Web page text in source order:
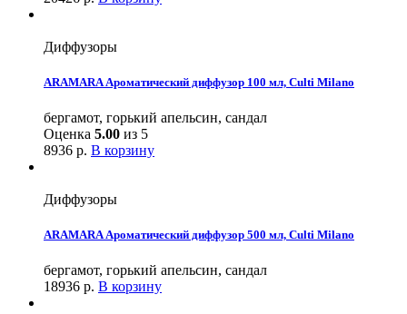
Диффузоры
ARAMARA Ароматический диффузор 100 мл, Culti Milano
бергамот, горький апельсин, сандал
Оценка 5.00 из 5
8936 р. В корзину
Диффузоры
ARAMARA Ароматический диффузор 500 мл, Culti Milano
бергамот, горький апельсин, сандал
18936 р. В корзину